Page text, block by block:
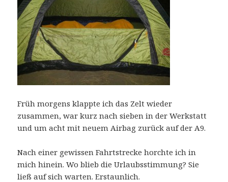
Früh morgens klappte ich das Zelt wieder
zusammen, war kurz nach sieben in der Werkstatt
und um acht mit neuem Airbag zurück auf der A9.
Nach einer gewissen Fahrtstrecke horchte ich in
mich hinein. Wo blieb die Urlaubsstimmung? Sie
ließ auf sich warten. Erstaunlich.